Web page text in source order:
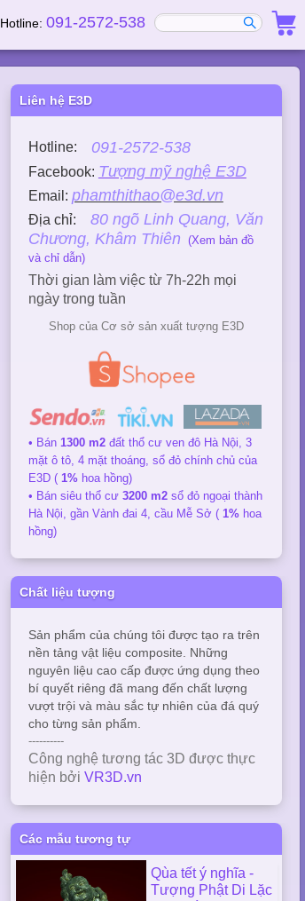
Hotline: 091-2572-538
Liên hệ E3D
Hotline: 091-2572-538
Facebook: Tượng mỹ nghệ E3D
Email: phamthithao@e3d.vn
Địa chỉ: 80 ngõ Linh Quang, Văn
Chương, Khâm Thiên (Xem bản đồ
và chỉ dẫn)
Thời gian làm việc từ 7h-22h mọi
ngày trong tuần
Shop của Cơ sở sản xuất tượng E3D
• Bán 1300 m2đất thổ cư ven đô Hà Nội, 3
mặt ô tô, 4 mặt thoáng, sổ đỏ chính chủ của
E3D ( 1%hoa hồng)
• Bán siêu thổ cư 3200 m2sổ đỏ ngoại thành
Hà Nội, gần Vành đai 4, cầu Mễ Sở ( 1%hoa
hồng)
Chất liệu tượng
Sản phẩm của chúng tôi được tạo ra trên
nền tảng vật liệu composite. Những
nguyên liệu cao cấp được ứng dụng theo
bí quyết riêng đã mang đến chất lượng
vượt trội và màu sắc tự nhiên của đá quý
cho từng sản phẩm.
----------
Công nghệ tương tác 3D được thực
hiện bởi VR3D.vn
Các mẫu tương tự
Qùa tết ý nghĩa -
Tượng Phật Di Lặc